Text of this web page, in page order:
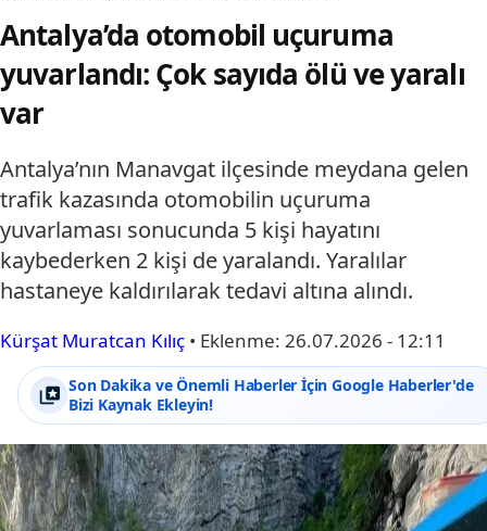
Antalya’da otomobil uçuruma
yuvarlandı: Çok sayıda ölü ve yaralı
var
Antalya’nın Manavgat ilçesinde meydana gelen
trafik kazasında otomobilin uçuruma
yuvarlaması sonucunda 5 kişi hayatını
kaybederken 2 kişi de yaralandı. Yaralılar
hastaneye kaldırılarak tedavi altına alındı.
Kürşat Muratcan Kılıç • Eklenme: 26.07.2026 - 12:11
Son Dakika ve Önemli Haberler İçin Google Haberler'de
Bizi Kaynak Ekleyin!